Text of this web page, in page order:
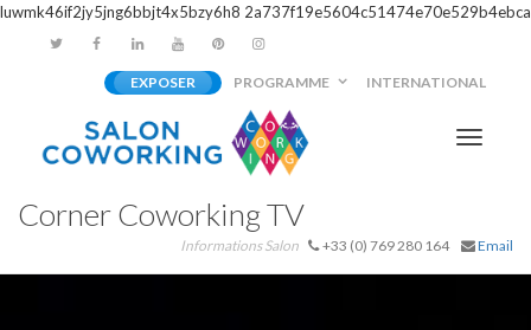
luwmk46if2jy5jng6bbjt4x5bzy6h8 2a737f19e5604c51474e70e529b4ebca
EXPOSER PROGRAMME INTERNATIONAL
Corner Coworking TV
Informations Salon +33 (0) 769 280 164 Email